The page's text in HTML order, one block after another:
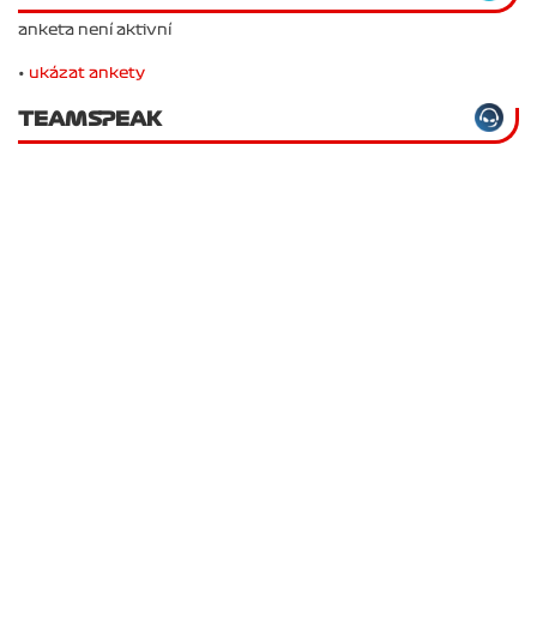
anketa není aktivní
• ukázat ankety
TEAMSPEAK